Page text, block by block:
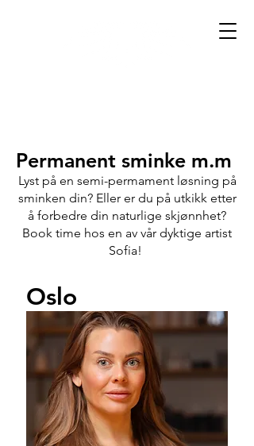
Permanent sminke m.m
Lyst på en semi-permament løsning på
sminken din? Eller er du på utkikk etter
å forbedre din naturlige skjønnhet?
Book time hos en av vår dyktige artist
Sofia!
Oslo